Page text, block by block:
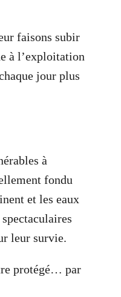
faisons subir
à l’exploitation
jour plus
à
fondu
et les eaux
leur survie.
protégé… par